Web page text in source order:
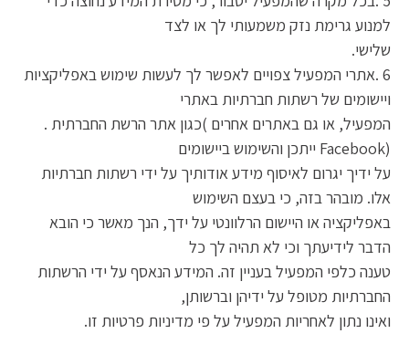
למנוע גרימת נזק משמעותי לך או לצד
שלישי.
6 .אתרי המפעיל צפויים לאפשר לך לעשות שימוש באפליקציות
ויישומים של רשתות חברתיות באתרי
המפעיל, או גם באתרים אחרים )כגון אתר הרשת החברתית .
(Facebook ייתכן והשימוש ביישומים
על ידיך יגרום לאיסוף מידע אודותיך על ידי רשתות חברתיות
אלו. מובהר בזה, כי בעצם השימוש
באפליקציה או היישום הרלוונטי על ידך, הנך מאשר כי הובא
הדבר לידיעתך וכי לא תהיה לך כל
טענה כלפי המפעיל בעניין זה. המידע הנאסף על ידי הרשתות
החברתיות מטופל על ידיהן וברשותן,
ואינו נתון לאחריות המפעיל על פי מדיניות פרטיות זו.